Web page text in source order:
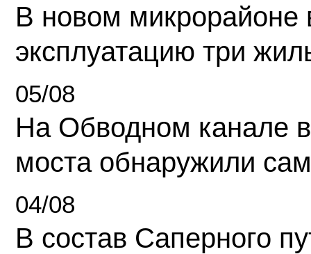
В новом микрорайоне
эксплуатацию три
05/08
На Обводном канале
моста обнаружили
04/08
В состав Саперного